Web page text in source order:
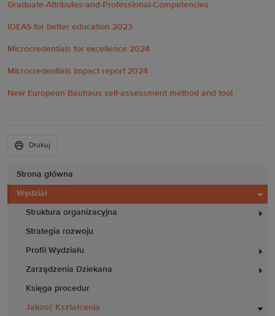
Strona główna
Wydział
Struktura organizacyjna
Strategia rozwoju
Profil Wydziału
Zarządzenia Dziekana
Księga procedur
Jakość Kształcenia
Graduate-Attributes-and-Professional-Competencies
IDEAS for better education 2023
Microcredentials for excellence 2024
Microcredentials impact report 2024
New European Bauhaus self-assessment method and tool
Drukuj